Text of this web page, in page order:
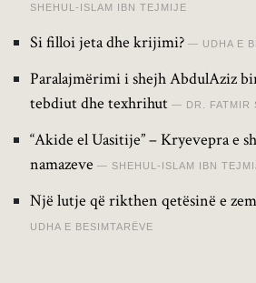
SHEHUL-ISLAM IBN TEJMIJE
Si filloi jeta dhe krijimi? UDHA E
Paralajmërimi i shejh AbdulAziz
tebdiut dhe texhrihut
DR. FATMIR
“Akide el Uasitije” – Kryevepra e
namazeve
SHEHUL-ISLAM IBN
Një lutje që rikthen qetësinë e
UDHA E BESIMTARËVE